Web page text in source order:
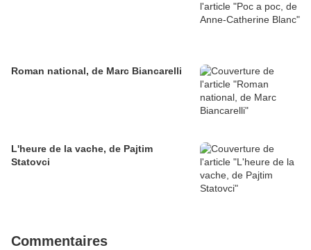
Roman national, de Marc Biancarelli
L'heure de la vache, de Pajtim
Statovci
Commentaires